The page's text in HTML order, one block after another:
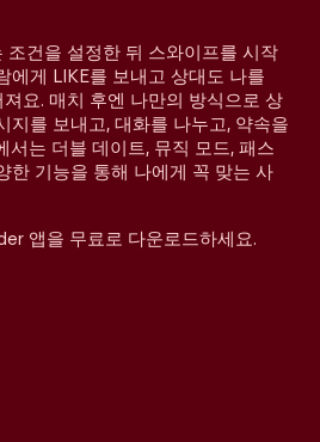
조건을 설정한 뒤 스와이프를 시작
에게 LIKE를 보내고 상대도 나를
요. 매치 후엔 나만의 방식으로 상
지를 보내고, 대화를 나누고, 약속을
서는 더블 데이트, 뮤직 모드, 패스
한 기능을 통해 나에게 꼭 맞는 사
앱을 무료로 다운로드하세요.